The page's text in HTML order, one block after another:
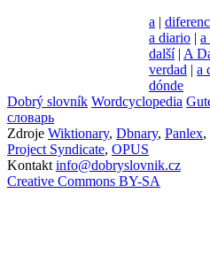
a |
a diario | a
další | A
verdad | a
dónde
Dobrý slovník Wordcyclopedia
словарь
Zdroje Wiktionary, Dbnary, Panlex,
Project Syndicate, OPUS
Kontakt info@dobryslovnik.cz
Creative Commons BY-SA